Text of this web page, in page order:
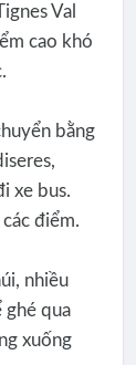
Val
cao khó
bằng
xe bus.
điểm.
nhiều
qua
xuống